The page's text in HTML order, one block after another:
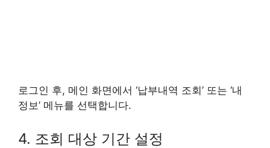
로그인 후, 메인 화면에서 ‘납부내역 조회’ 또는 ‘내
정보’ 메뉴를 선택합니다.
4. 조회 대상 기간 설정